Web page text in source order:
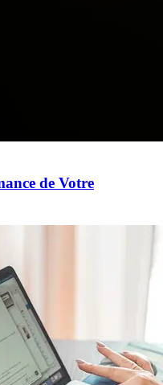
de Votre